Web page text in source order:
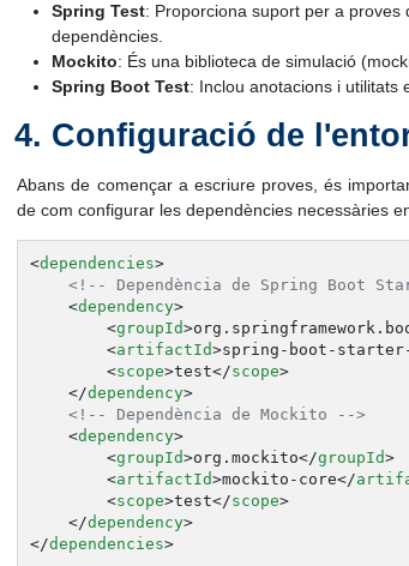
Spring Test: Proporciona suport per a
dependències.
Mockito: És una biblioteca de simulació
Spring Boot Test: Inclou anotacions i utilitats
Configuració de
Abans de començar a escriure proves, és
de com configurar les dependències necessàries
<dependencies>
<!-- Dependència de Spring Boot
<dependency>
<groupId>
<artifactId>spring-boot-
<scope>test</scope>
</dependency>
<!-- Dependència de Mockito -->
<dependency>
<groupId>org.mockito</groupId>
<artifactId>mockito-core</
<scope>test</scope>
</dependency>
</dependencies>